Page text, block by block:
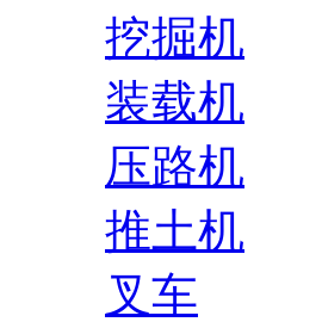
挖掘机
装载机
压路机
推土机
叉车